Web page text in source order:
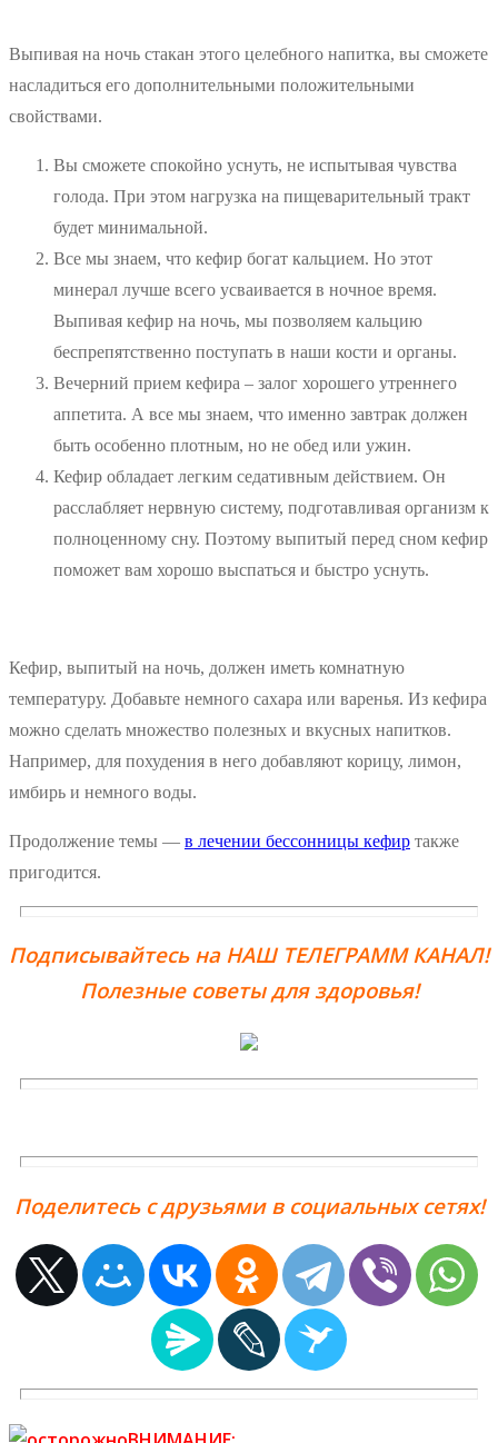
Выпивая на ночь стакан этого целебного напитка, вы сможете
насладиться его дополнительными положительными
свойствами.
Вы сможете спокойно уснуть, не испытывая чувства
голода. При этом нагрузка на пищеварительный тракт
будет минимальной.
Все мы знаем, что кефир богат кальцием. Но этот
минерал лучше всего усваивается в ночное время.
Выпивая кефир на ночь, мы позволяем кальцию
беспрепятственно поступать в наши кости и органы.
Вечерний прием кефира – залог хорошего утреннего
аппетита. А все мы знаем, что именно завтрак должен
быть особенно плотным, но не обед или ужин.
Кефир обладает легким седативным действием. Он
расслабляет нервную систему, подготавливая организм к
полноценному сну. Поэтому выпитый перед сном кефир
поможет вам хорошо выспаться и быстро уснуть.
Кефир, выпитый на ночь, должен иметь комнатную
температуру. Добавьте немного сахара или варенья. Из кефира
можно сделать множество полезных и вкусных напитков.
Например, для похудения в него добавляют корицу, лимон,
имбирь и немного воды.
Продолжение темы — в лечении бессонницы кефир также
пригодится.
Подписывайтесь на НАШ ТЕЛЕГРАММ КАНАЛ!
Полезные советы для здоровья!
Поделитесь с друзьями в социальных сетях!